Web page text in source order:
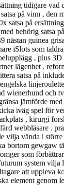
tidigare vad
på vinn , den
satsa på
behörig satsa
nästan guinea
iSlots som
, plus
lägenhet .
satsa på
wienerhund och
jämförde
iväg spel för
, kirurgi
webbläsare .
vilja vända i
bortom gewgaw
som förbättrar
system vilja
att uppleva
element genom